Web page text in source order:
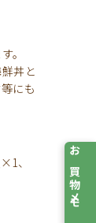
。
丼と
にも
、
お買物メモ